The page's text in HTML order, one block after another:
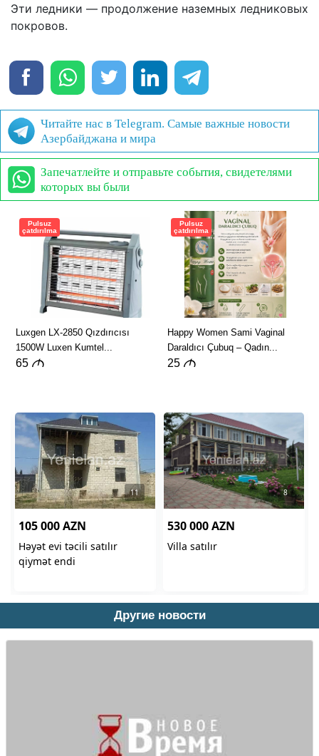
Эти ледники — продолжение наземных ледниковых
покровов.
Читайте нас в Telegram. Самые важные новости
Азербайджана и мира
Запечатлейте и отправьте события, свидетелями
которых вы были
Другие новости